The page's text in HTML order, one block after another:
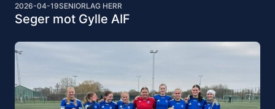
2026-04-19SENIORLAG HERR
Seger mot Gylle AIF